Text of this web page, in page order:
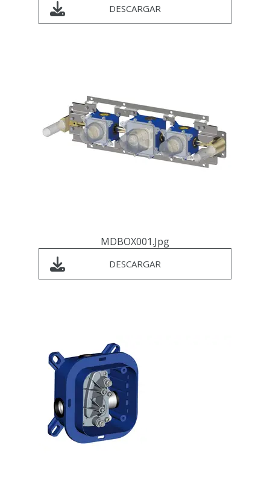
DESCARGAR
MDBOX001.jpg
DESCARGAR